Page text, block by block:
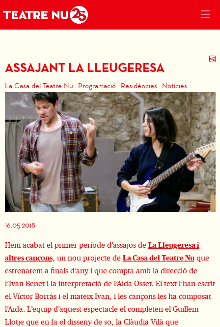
ASSAJANT LA LLEUGERESA
La Casa del Teatre Nu Programació Residències Notícies
16.05.2018
Hem acabat el primer període d’assajos de La Lleugeresa i
altres cançons, un nou projecte de La Casa del Teatre Nuque
estrenarem a finals d’any i que compta amb la direcció de
l’Ivan Benet i la interpretació de l’Aida Osset. El text l’han escrit
el Víctor Borràs i el mateix Ivan, i les cançons les ha composat
l’Aida. L’equip d’aquest espectacle el completen el Guillem
Llotje que en fa el disseny de so, la Clàudia Vilà que